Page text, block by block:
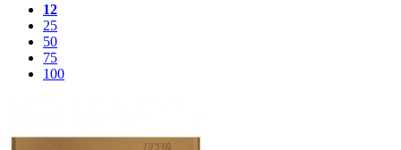
12
25
50
75
100